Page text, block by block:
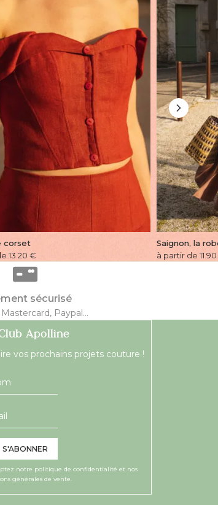
corset
13.20 €
Saignon, la
à partir de 11.90
sécurisé
Mastercard, Paypal...
Apolline
vos prochains projets couture !
S'ABONNER
notre politique de confidentialité et nos
générales de vente.